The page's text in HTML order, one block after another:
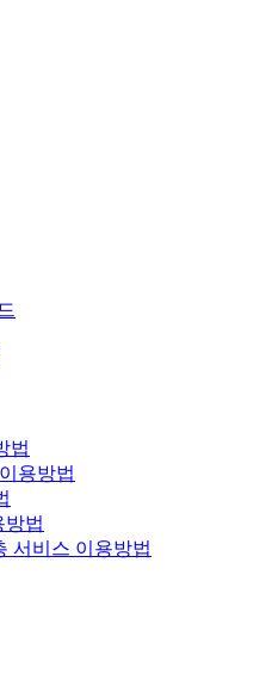
법
용방법
방법
서비스 이용방법